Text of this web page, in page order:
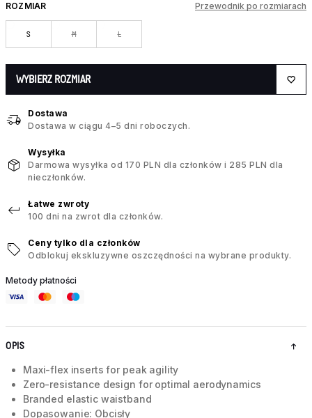
ROZMIAR Przewodnik po rozmiarach
S M L
WYBIERZ ROZMIAR
Dostawa
Dostawa w ciągu 4–5 dni roboczych.
Wysyłka
Darmowa wysyłka od 170 PLN dla członków i 285 PLN dla
nieczłonków.
Łatwe zwroty
100 dni na zwrot dla członków.
Ceny tylko dla członków
Odblokuj ekskluzywne oszczędności na wybrane produkty.
Metody płatności
OPIS
Maxi-flex inserts for peak agility
Zero-resistance design for optimal aerodynamics
Branded elastic waistband
Dopasowanie: Obcisły